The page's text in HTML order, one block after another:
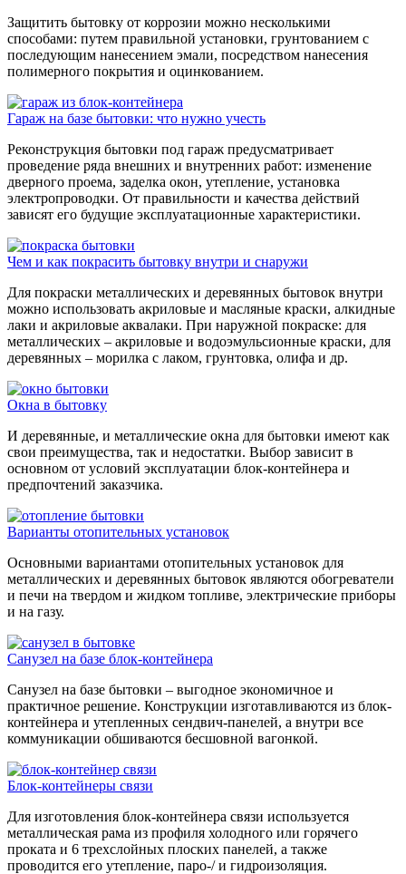
Защитить бытовку от коррозии можно несколькими
способами: путем правильной установки, грунтованием с
последующим нанесением эмали, посредством нанесения
полимерного покрытия и оцинкованием.
Гараж на базе бытовки: что нужно учесть
Реконструкция бытовки под гараж предусматривает
проведение ряда внешних и внутренних работ: изменение
дверного проема, заделка окон, утепление, установка
электропроводки. От правильности и качества действий
зависят его будущие эксплуатационные характеристики.
Чем и как покрасить бытовку внутри и снаружи
Для покраски металлических и деревянных бытовок внутри
можно использовать акриловые и масляные краски, алкидные
лаки и акриловые аквалаки. При наружной покраске: для
металлических – акриловые и водоэмульсионные краски, для
деревянных – морилка с лаком, грунтовка, олифа и др.
Окна в бытовку
И деревянные, и металлические окна для бытовки имеют как
свои преимущества, так и недостатки. Выбор зависит в
основном от условий эксплуатации блок-контейнера и
предпочтений заказчика.
Варианты отопительных установок
Основными вариантами отопительных установок для
металлических и деревянных бытовок являются обогреватели
и печи на твердом и жидком топливе, электрические приборы
и на газу.
Санузел на базе блок-контейнера
Санузел на базе бытовки – выгодное экономичное и
практичное решение. Конструкции изготавливаются из блок-
контейнера и утепленных сендвич-панелей, а внутри все
коммуникации обшиваются бесшовной вагонкой.
Блок-контейнеры связи
Для изготовления блок-контейнера связи используется
металлическая рама из профиля холодного или горячего
проката и 6 трехслойных плоских панелей, а также
проводится его утепление, паро-/ и гидроизоляция.